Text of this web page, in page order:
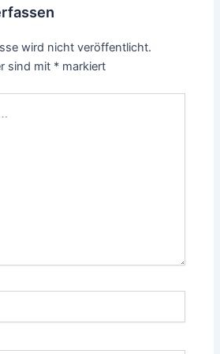
wird nicht veröffentlicht.
sind mit * markiert